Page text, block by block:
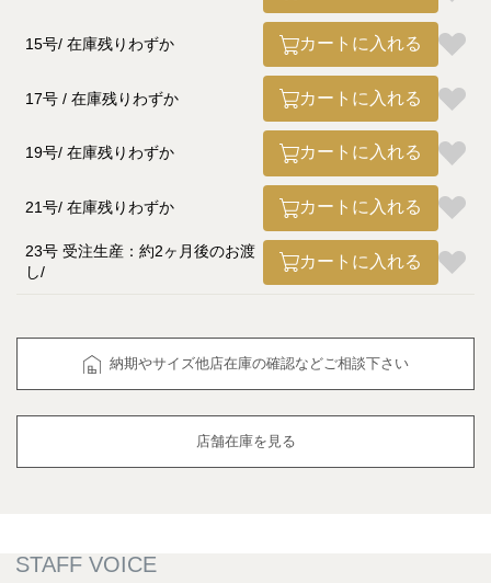
15号 在庫残りわずか カートに入れる
17号 在庫残りわずか カートに入れる
19号 在庫残りわずか カートに入れる
21号 在庫残りわずか カートに入れる
23号 受注生産：約2ヶ月後のお渡
し
カートに入れる
納期やサイズ他店在庫の確認などご相談下さい
店舗在庫を見る